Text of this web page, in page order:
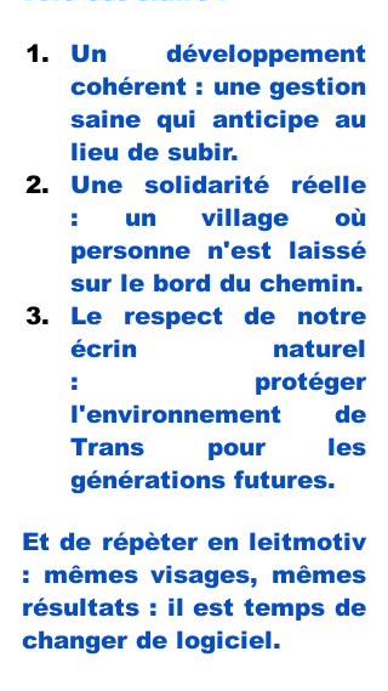
Un développement
cohérent : une gestion
saine qui anticipe au
lieu de subir.
Une solidarité réelle
: un village où
personne n'est laissé
sur le bord du chemin.
Le respect de notre
écrin naturel
: protéger
l'environnement de
Trans pour les
générations futures.
Et de répèter en leitmotiv
: mêmes visages, mêmes
résultats : il est temps de
changer de logiciel.